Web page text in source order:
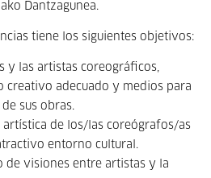
Dantzagunea.
tiene los siguientes objetivos:
y las artistas coreográficos,
creativo adecuado y medios para
sus obras.
de los/las coreógrafos/as
entorno cultural.
de visiones entre artistas y la